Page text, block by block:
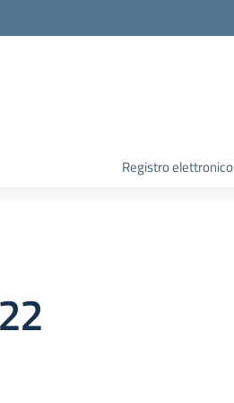
Registro elettronico